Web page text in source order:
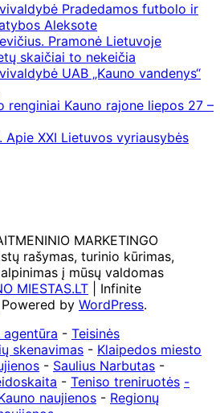
Pradedamos futbolo ir
Aleksote
Pramonė Lietuvoje
skaičiai to nekeičia
UAB „Kauno vandenys“
renginiai Kauno rajone liepos 27 –
Apie XXI Lietuvos vyriausybės
MARKETINGO
rašymas, turinio kūrimas,
į mūsų valdomas
MIESTAS.LT | Infinite
Powered by WordPress.
- Teisinės
skenavimas - Klaipedos miesto
- Saulius Narbutas -
- Teniso treniruotės -
naujienos - Regionų